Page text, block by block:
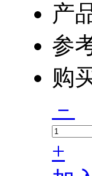
产
参
购
－
+